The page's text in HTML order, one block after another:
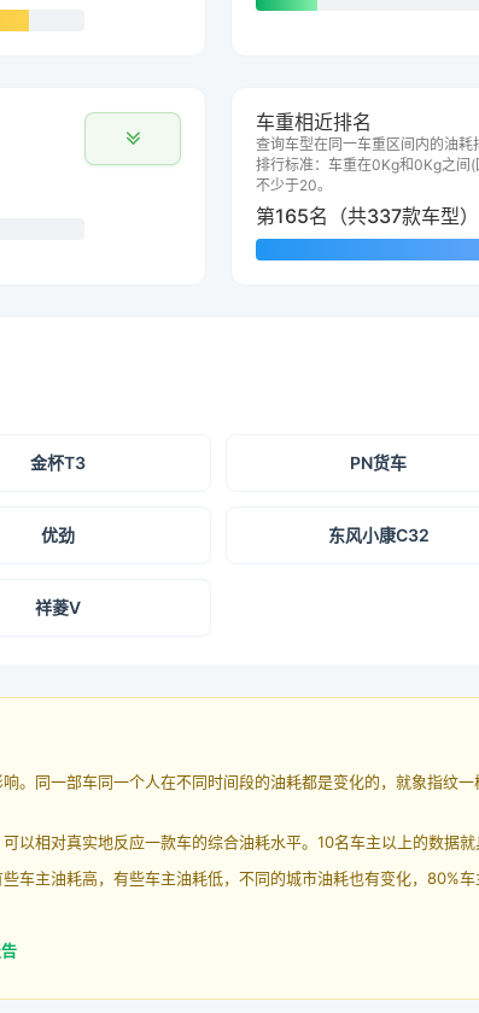
车重相近排名
查询车型在同一车重区间内的油耗
排行标准：车重在0Kg和0Kg之间
不少于20。
第165名（共337款车型）
金杯T3 PN货车
优劲 东风小康C32
祥菱V
。同一部车同一个人在不同时间段的油耗都是变化的，就象指纹
以相对真实地反应一款车的综合油耗水平。10名车主以上的数据就
车主油耗高，有些车主油耗低，不同的城市油耗也有变化，80%车